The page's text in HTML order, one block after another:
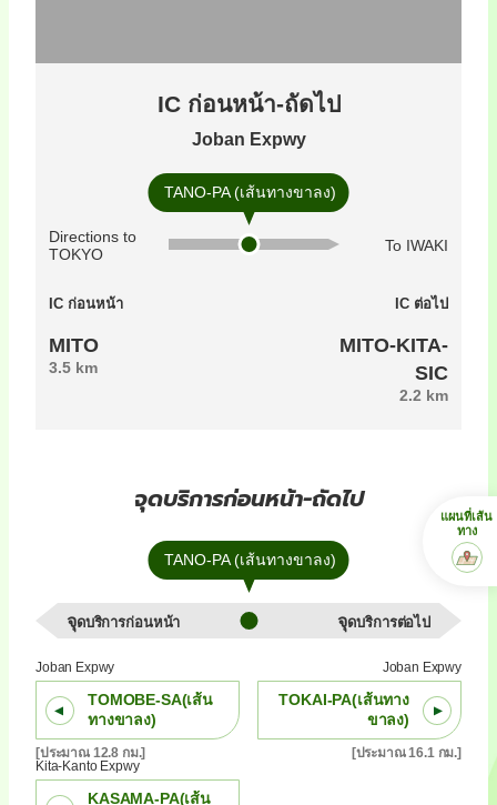
IC ก่อนหน้า-ถัดไป
Joban Expwy
TANO-PA (เส้นทางขาลง)
Directions to
TOKYO
IC ก่อนหน้า
MITO
3.5 km
To IWAKI
IC ต่อไป
MITO-KITA-
SIC
2.2 km
จุดบริการก่อนหน้า-ถัดไป
TANO-PA (เส้นทางขาลง)
จุดบริการก่อนหน้า จุดบริการต่อไป
Joban Expwy
TOMOBE-SA(เส้น
ทางขาลง)
[ประมาณ 12.8 กม.]
Kita-Kanto Expwy
KASAMA-PA(เส้น
Joban Expwy
TOKAI-PA(เส้นทาง
ขาลง)
[ประมาณ 16.1 กม.]
แผนที่เส้น
ทาง